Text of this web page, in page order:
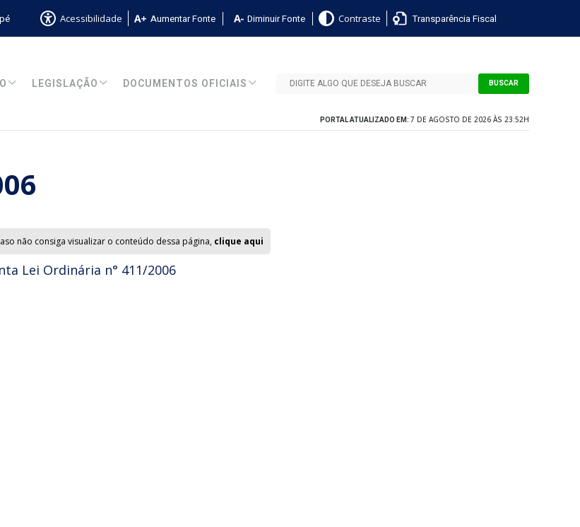
Acessibilidade Aumentar Fonte Diminuir Fonte Contraste Transparência Fiscal
LEGISLAÇÃO DOCUMENTOS OFICIAIS BUSCAR
PORTAL ATUALIZADO EM: 7 DE AGOSTO DE 2026 ÀS 23:52H
não consiga visualizar o conteúdo dessa página, clique aqui
Lei Ordinária n° 411/2006